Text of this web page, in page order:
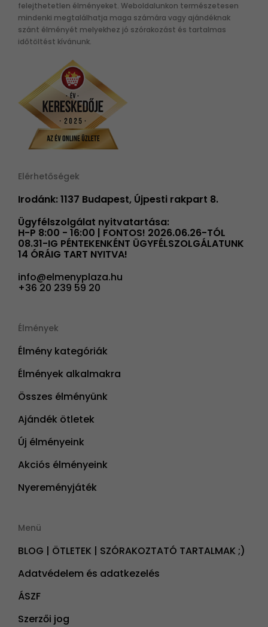
felejthetetlen élményeket. Weboldalunkon természetesen
mindenki megtalálhatja maga számára vagy ajándéknak
szánt élményét melyekhez jó szórakozást és tartalmas
időtöltést kívánunk.
Elérhetőségek
Irodánk: 1137 Budapest, Újpesti rakpart 8.
Ügyfélszolgálat nyitvatartása:
H-P 8:00 - 16:00 | FONTOS! 2026.06.26-TÓL
08.31-IG PÉNTEKENKÉNT ÜGYFÉLSZOLGÁLATUNK
14 ÓRÁIG TART NYITVA!
info@elmenyplaza.hu
+36 20 239 59 20
Élmények
Élmény kategóriák
Élmények alkalmakra
Összes élményünk
Ajándék ötletek
Új élményeink
Akciós élményeink
Nyereményjáték
Menü
BLOG | ÖTLETEK | SZÓRAKOZTATÓ TARTALMAK ;)
Adatvédelem és adatkezelés
ÁSZF
Szerzői jog